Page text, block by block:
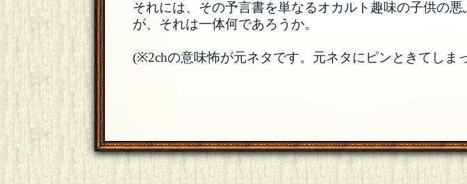
それには、その予言書を単なるオカルト趣味の子供の
が、それは一体何であろうか。
(※2chの意味怖が元ネタです。元ネタにピンときてしま